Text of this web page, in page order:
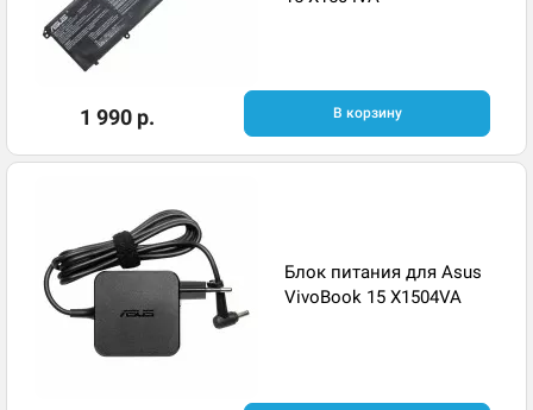
1 990 р. В корзину
Блок питания для Asus
VivoBook 15 X1504VA